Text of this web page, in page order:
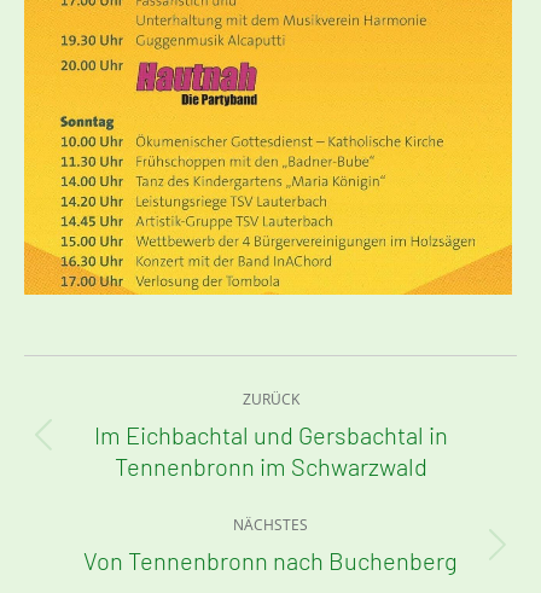
ZURÜCK
Vorheriger
Beitrag:
Im Eichbachtal und Gersbachtal in
Tennenbronn im Schwarzwald
NÄCHSTES
Nächster
Von Tennenbronn nach Buchenberg